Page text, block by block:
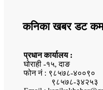
कनिका खबर डट कम
प्रधान कार्यालय :
घोराही -१५, दाङ
फोन नं : ९८५७८-४००९०
९८५७८-३४२५३